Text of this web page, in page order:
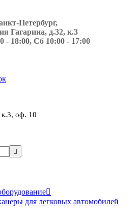
Петербург,
Гагарина, д.32, к.3
- 18:00, Сб 10:00 - 17:00
оф. 10


для легковых автомобилей